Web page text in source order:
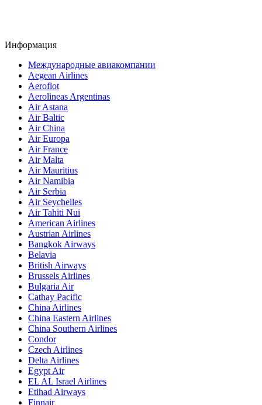
Информация
Международные авиакомпании
Aegean Airlines
Aeroflot
Aerolineas Argentinas
Air Astana
Air Baltic
Air China
Air Europa
Air France
Air Malta
Air Mauritius
Air Namibia
Air Serbia
Air Seychelles
Air Tahiti Nui
American Airlines
Austrian Airlines
Bangkok Airways
Belavia
British Airways
Brussels Airlines
Bulgaria Air
Cathay Pacific
China Airlines
China Eastern Airlines
China Southern Airlines
Condor
Czech Airlines
Delta Airlines
Egypt Air
EL AL Israel Airlines
Etihad Airways
Finnair